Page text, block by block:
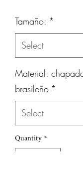
Tamaño: *
Material:
brasileño *
Quantity*